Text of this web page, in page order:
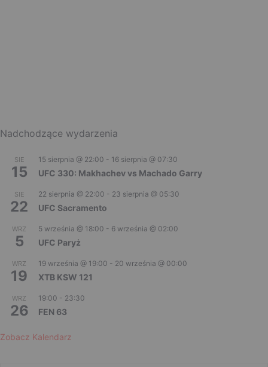
Nadchodzące wydarzenia
SIE
15
15 sierpnia @ 22:00 - 16 sierpnia @ 07:30
UFC 330: Makhachev vs Machado Garry
SIE
22
22 sierpnia @ 22:00 - 23 sierpnia @ 05:30
UFC Sacramento
WRZ
5
5 września @ 18:00 - 6 września @ 02:00
UFC Paryż
WRZ
19
19 września @ 19:00 - 20 września @ 00:00
XTB KSW 121
WRZ
26
19:00 - 23:30
FEN 63
Zobacz Kalendarz